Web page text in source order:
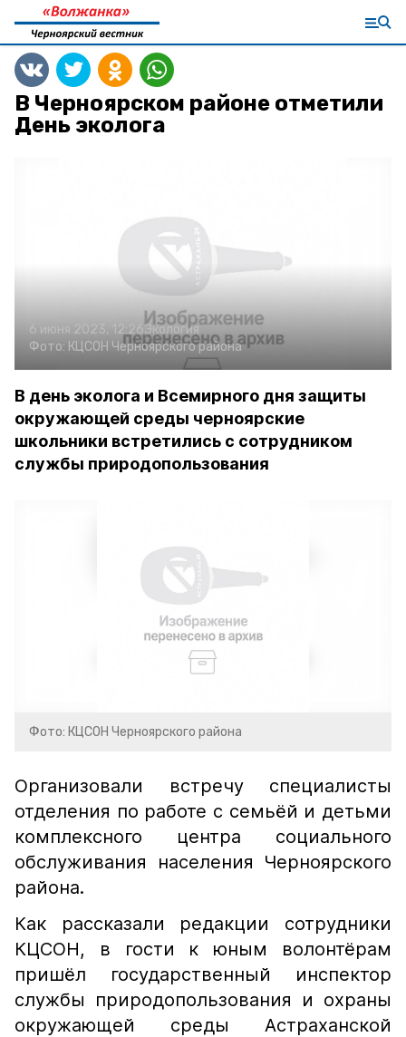
В Черноярском районе отметили
День эколога
6 июня 2023, 12:26Экология
Фото: КЦСОН Черноярского района
В день эколога и Всемирного дня защиты
окружающей среды черноярские
школьники встретились с сотрудником
службы природопользования
Фото: КЦСОН Черноярского района
Организовали встречу специалисты
отделения по работе с семьёй и детьми
комплексного центра социального
обслуживания населения Черноярского
района.
Как рассказали редакции сотрудники
КЦСОН, в гости к юным волонтёрам
пришёл государственный инспектор
службы природопользования и охраны
окружающей среды Астраханской